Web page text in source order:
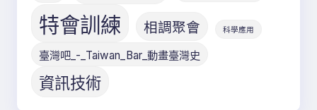
特會訓練 相調聚會 科學應用
臺灣吧_-_Taiwan_Bar_動畫臺灣史
資訊技術